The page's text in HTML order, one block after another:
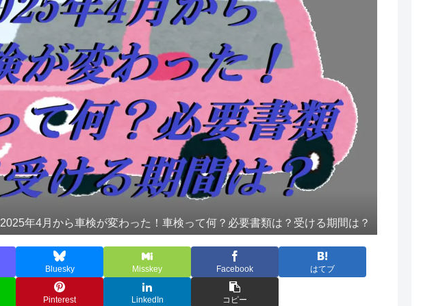
2025年4月から車検が変わった！車検って何？必要書類は？受ける期間は？
Bluesky Misskey Facebook はてブ
Pinterest LinkedIn コピー